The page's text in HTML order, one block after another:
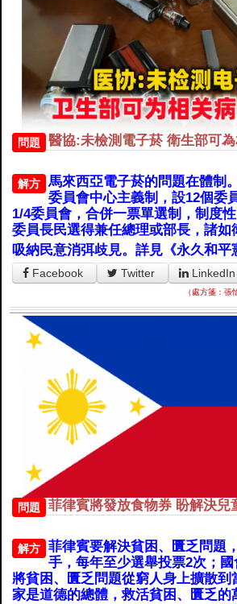
問題 醫協:未檢測電子菸 衛生部可
解方
馬來西亞電子菸的問題在體制
委員會中心主義制，設12個委
1/4委員會，合併一票單選制，制度性
委員長民選得兼任總理或部長，諸如
吸納民意消弭歧見。詳見《永久和平
Facebook Twitter LinkedIn
（處方箋：
問題 菲律賓將發放食物券 盼解決兒
解方
菲律賓要解決貧困、匱乏問題
手，每年至少選舉投票2次；國
將貧困、匱乏問題從窮人身上擴散到
家是道德的總體，救活貧困、匱乏的